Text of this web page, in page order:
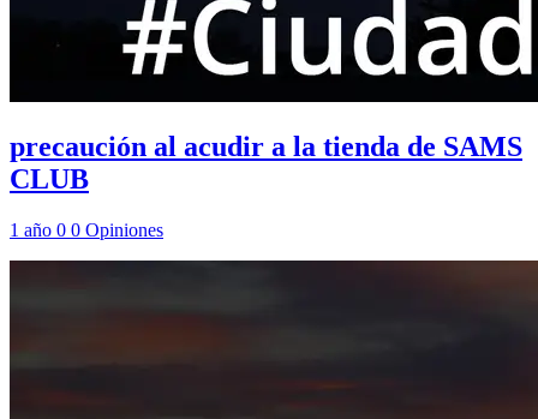
precaución al acudir a la tienda de SAMS
CLUB
1 año 0 0 Opiniones